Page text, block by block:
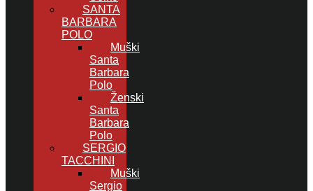
SANTA
BARBARA
POLO
Muški
Santa
Barbara
Polo
Ženski
Santa
Barbara
Polo
SERGIO
TACCHINI
Muški
Sergio